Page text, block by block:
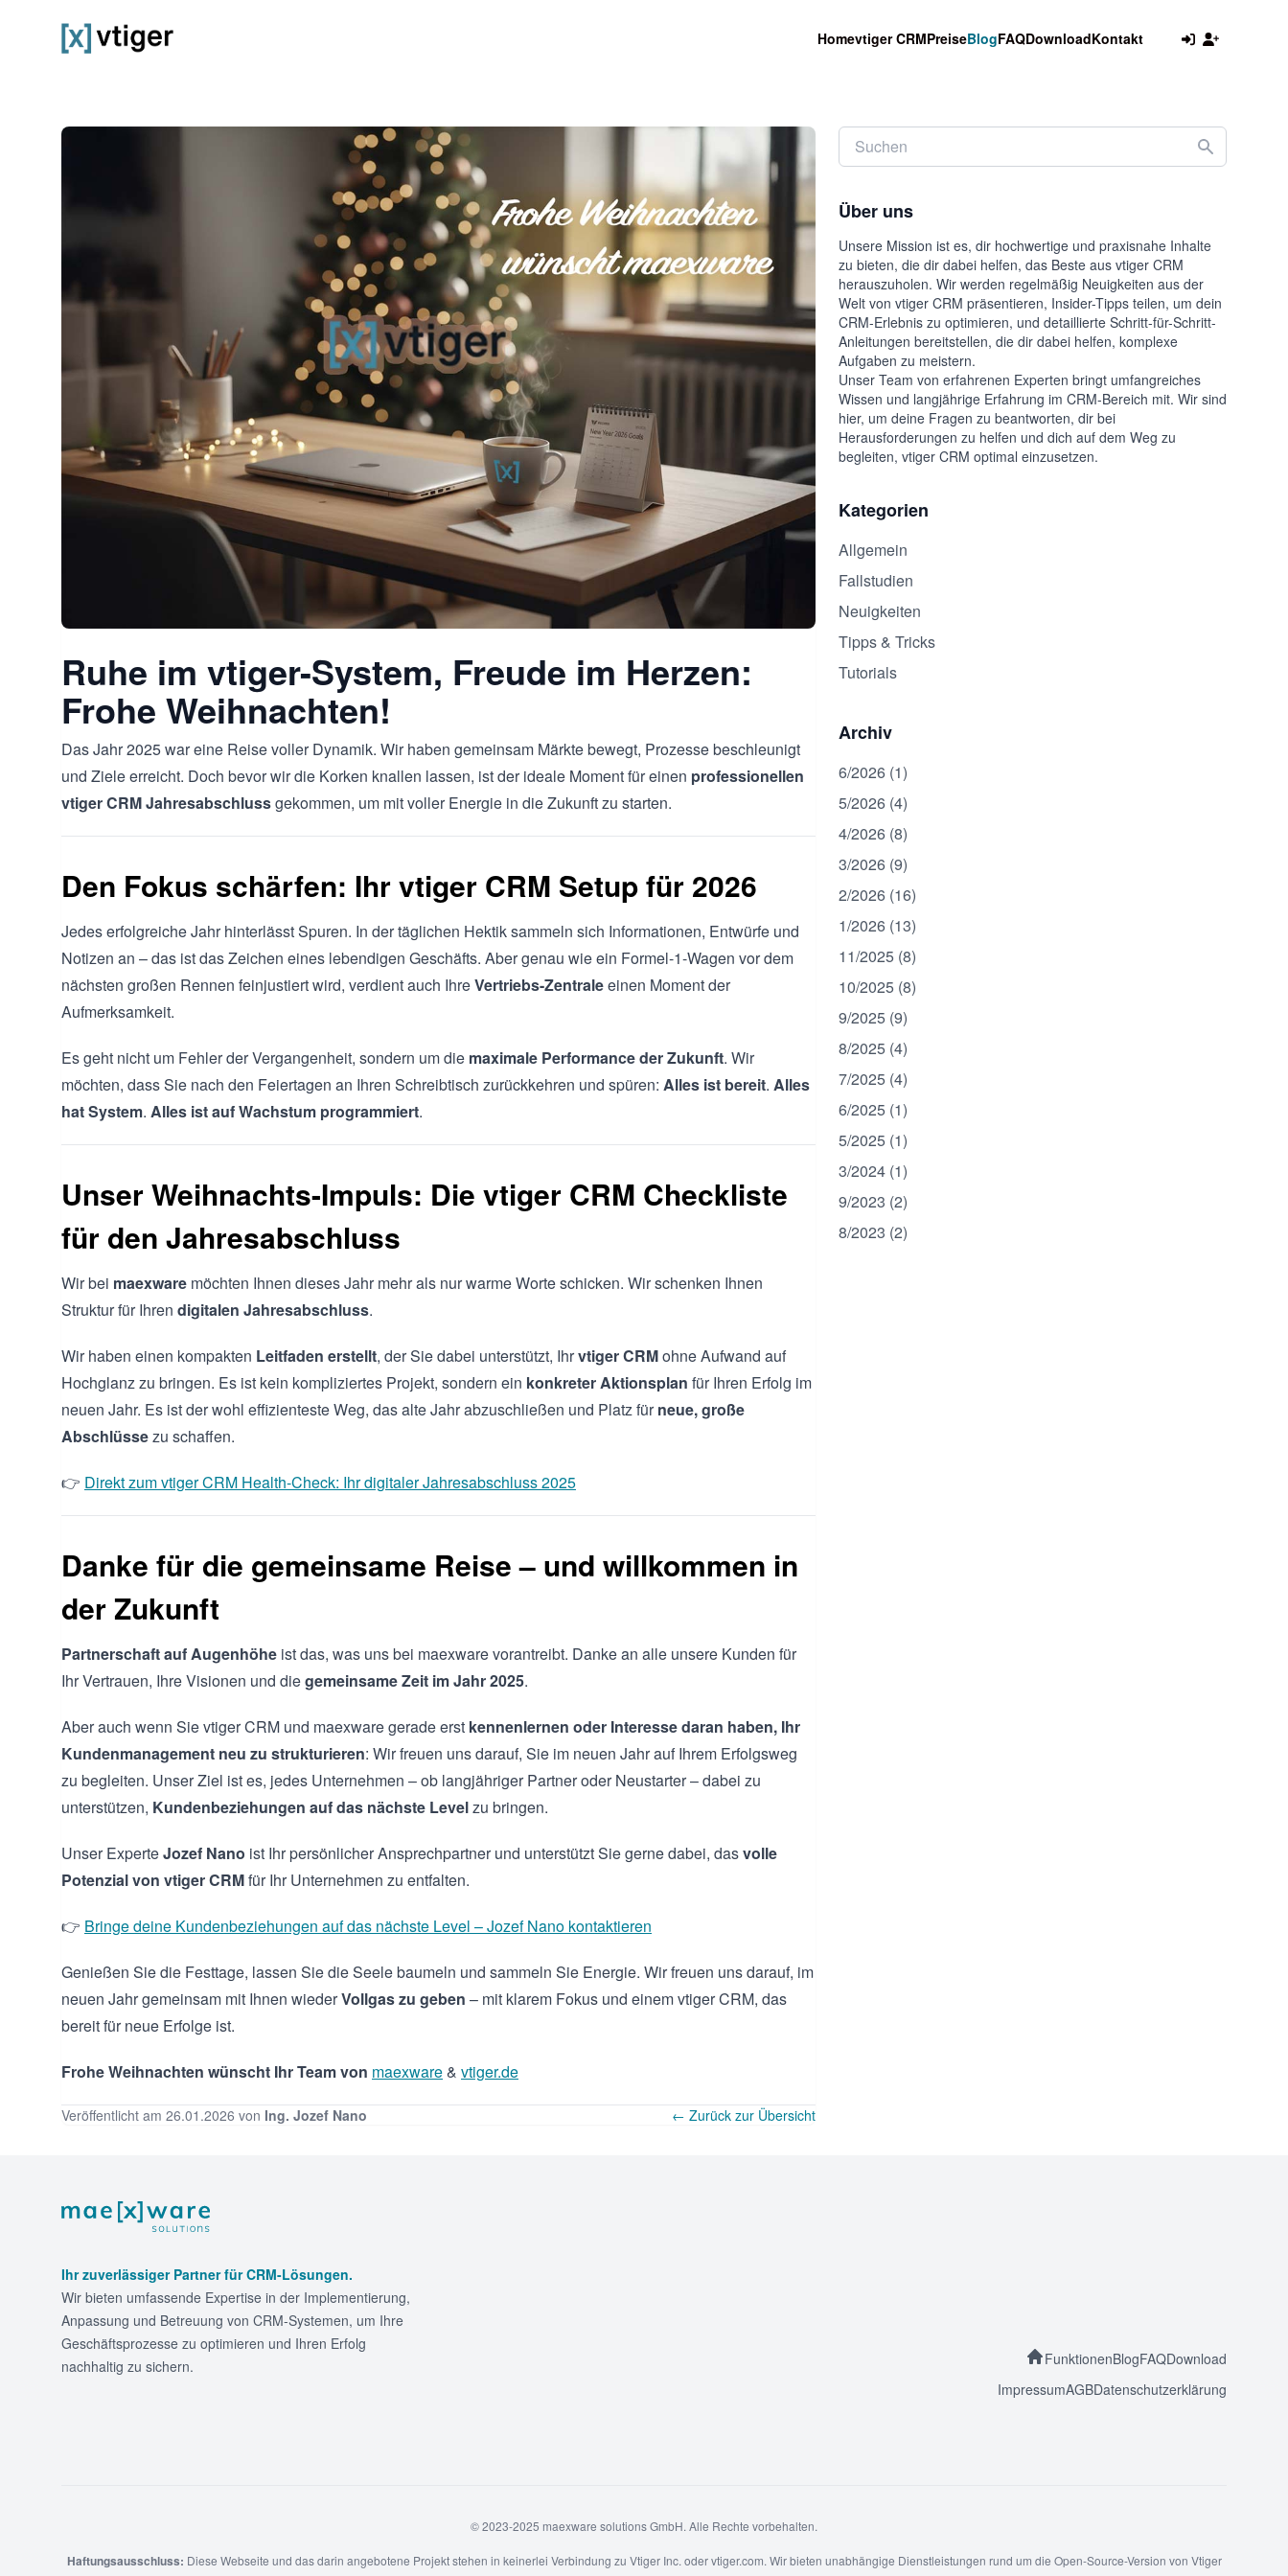
vtiger CRM Homevtiger CRMPreiseBlogFAQDownloadKontakt
Ruhe im vtiger-System, Freude im Herzen:
Frohe Weihnachten!
Das Jahr 2025 war eine Reise voller Dynamik. Wir haben gemeinsam Märkte bewegt, Prozesse beschleunigt
und Ziele erreicht. Doch bevor wir die Korken knallen lassen, ist der ideale Moment für einen professionellen
vtiger CRM Jahresabschlussgekommen, um mit voller Energie in die Zukunft zu starten.
Den Fokus schärfen: Ihr vtiger CRM Setup für 2026
Jedes erfolgreiche Jahr hinterlässt Spuren. In der täglichen Hektik sammeln sich Informationen, Entwürfe und
Notizen an – das ist das Zeichen eines lebendigen Geschäfts. Aber genau wie ein Formel-1-Wagen vor dem
nächsten großen Rennen feinjustiert wird, verdient auch IhreVertriebs-Zentraleeinen Moment der
Aufmerksamkeit.
Es geht nicht um Fehler der Vergangenheit, sondern um die maximale Performance der Zukunft. Wir
möchten, dass Sie nach den Feiertagen an Ihren Schreibtisch zurückkehren und spüren: Alles ist bereit. Alles
hat System. Alles ist auf Wachstum programmiert.
Unser Weihnachts-Impuls: Die vtiger CRM Checkliste
für den Jahresabschluss
Wir bei maexware möchten Ihnen dieses Jahr mehr als nur warme Worte schicken. Wir schenken Ihnen
Struktur für Ihren digitalen Jahresabschluss.
Wir haben einen kompakten Leitfaden erstellt, der Sie dabei unterstützt, Ihrvtiger CRMohne Aufwand auf
Hochglanz zu bringen. Es ist kein kompliziertes Projekt, sondern ein konkreter Aktionsplan für Ihren Erfolg im
neuen Jahr. Es ist der wohl effizienteste Weg, das alte Jahr abzuschließen und Platz fürneue, große
Abschlüssezu schaffen.
👉 Direkt zum vtiger CRM Health-Check: Ihr digitaler Jahresabschluss 2025
Danke für die gemeinsame Reise – und willkommen in
der Zukunft
Partnerschaft auf Augenhöhe ist das, was uns bei maexware vorantreibt. Danke an alle unsere Kunden für
Ihr Vertrauen, Ihre Visionen und diegemeinsame Zeit im Jahr 2025.
Aber auch wenn Sie vtiger CRM und maexware gerade erst kennenlernen oder Interesse daran haben, Ihr
Kundenmanagement neu zu strukturieren: Wir freuen uns darauf, Sie im neuen Jahr auf Ihrem Erfolgsweg
zu begleiten. Unser Ziel ist es, jedes Unternehmen – ob langjähriger Partner oder Neustarter – dabei zu
unterstützen, Kundenbeziehungen auf das nächste Levelzu bringen.
Unser ExperteJozef Nano ist Ihr persönlicher Ansprechpartner und unterstützt Sie gerne dabei, dasvolle
Potenzial von vtiger CRMfür Ihr Unternehmen zu entfalten.
👉 Bringe deine Kundenbeziehungen auf das nächste Level – Jozef Nano kontaktieren
Genießen Sie die Festtage, lassen Sie die Seele baumeln und sammeln Sie Energie. Wir freuen uns darauf, im
neuen Jahr gemeinsam mit Ihnen wiederVollgas zu geben – mit klarem Fokus und einem vtiger CRM, das
bereit für neue Erfolge ist.
Frohe Weihnachten wünscht Ihr Team von maexware& vtiger.de
Veröffentlicht am 26.01.2026 von Ing. Jozef Nano ← Zurück zur Übersicht
Über uns
Unsere Mission ist es, dir hochwertige und praxisnahe Inhalte
zu bieten, die dir dabei helfen, das Beste aus vtiger CRM
herauszuholen. Wir werden regelmäßig Neuigkeiten aus der
Welt von vtiger CRM präsentieren, Insider-Tipps teilen, um dein
CRM-Erlebnis zu optimieren, und detaillierte Schritt-für-Schritt-
Anleitungen bereitstellen, die dir dabei helfen, komplexe
Aufgaben zu meistern.
Unser Team von erfahrenen Experten bringt umfangreiches
Wissen und langjährige Erfahrung im CRM-Bereich mit. Wir sind
hier, um deine Fragen zu beantworten, dir bei
Herausforderungen zu helfen und dich auf dem Weg zu
begleiten, vtiger CRM optimal einzusetzen.
Kategorien
Allgemein
Fallstudien
Neuigkeiten
Tipps & Tricks
Tutorials
Archiv
6/2026 (1)
5/2026 (4)
4/2026 (8)
3/2026 (9)
2/2026 (16)
1/2026 (13)
11/2025 (8)
10/2025 (8)
9/2025 (9)
8/2025 (4)
7/2025 (4)
6/2025 (1)
5/2025 (1)
3/2024 (1)
9/2023 (2)
8/2023 (2)
Ihr zuverlässiger Partner für CRM-Lösungen.
Wir bieten umfassende Expertise in der Implementierung,
Anpassung und Betreuung von CRM-Systemen, um Ihre
Geschäftsprozesse zu optimieren und Ihren Erfolg
nachhaltig zu sichern.
FunktionenBlogFAQDownload
ImpressumAGBDatenschutzerklärung
© 2023-2025 maexware solutions GmbH. Alle Rechte vorbehalten.
Haftungsausschluss: Diese Webseite und das darin angebotene Projekt stehen in keinerlei Verbindung zu Vtiger Inc. oder vtiger.com. Wir bieten unabhängige Dienstleistungen rund um die Open-Source-Version von Vtiger